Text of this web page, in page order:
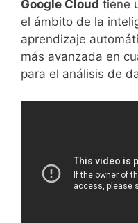
Google Cloud tiene
el ámbito de la
aprendizaje
más avanzada en
para el análisis de